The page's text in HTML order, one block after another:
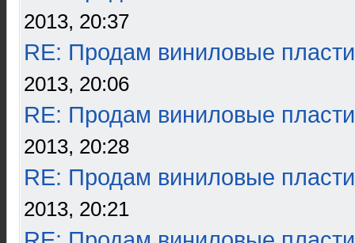
2013, 20:37
RE: Продам виниловые
2013, 20:06
RE: Продам виниловые
2013, 20:28
RE: Продам виниловые
2013, 20:21